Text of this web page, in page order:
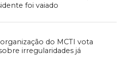
foi vaiado
do MCTI vota
irregularidades já